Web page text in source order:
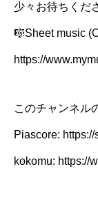
少々お待ちくだ
🎼Sheet music
https://
このチャンネル
Piascore:
kokomu: https://